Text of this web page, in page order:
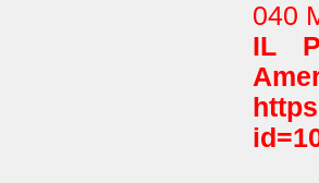
040
IL